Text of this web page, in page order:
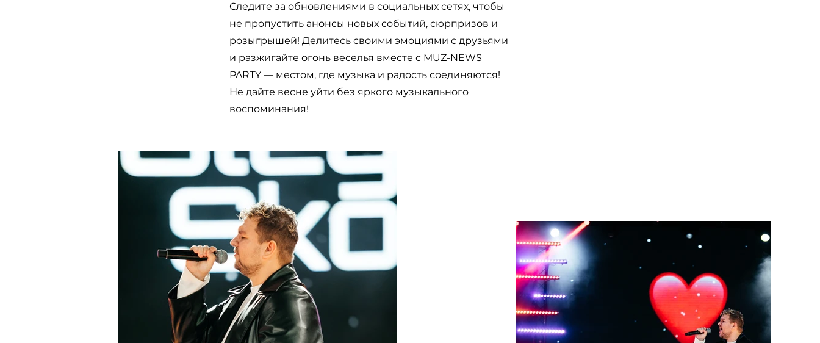
Следите за обновлениями в социальных сетях, чтобы
не пропустить анонсы новых событий, сюрпризов и
розыгрышей! Делитесь своими эмоциями с друзьями
и разжигайте огонь веселья вместе с MUZ-NEWS
PARTY — местом, где музыка и радость соединяются!
Не дайте весне уйти без яркого музыкального
воспоминания!